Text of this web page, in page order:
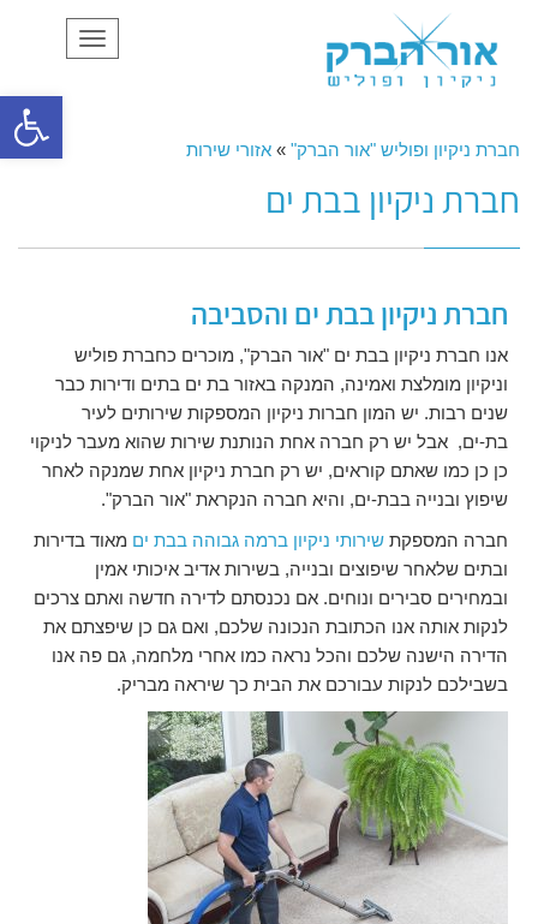
תפריט
חברת ניקיון ופוליש "אור הברק" » אזורי שירות
חברת ניקיון בבת ים
חברת ניקיון בבת ים והסביבה
אנו חברת ניקיון בבת ים "אור הברק", מוכרים כחברת פוליש
וניקיון מומלצת ואמינה, המנקה באזור בת ים בתים ודירות כבר
שנים רבות. יש המון חברות ניקיון המספקות שירותים לעיר
בת-ים, אבל יש רק חברה אחת הנותנת שירות שהוא מעבר לניקוי
כן כן כמו שאתם קוראים, יש רק חברת ניקיון אחת שמנקה לאחר
שיפוץ ובנייה בבת-ים, והיא חברה הנקראת "אור הברק".
חברה המספקת שירותי ניקיון ברמה גבוהה בבת ים מאוד בדירות
ובתים שלאחר שיפוצים ובנייה, בשירות אדיב איכותי אמין
ובמחירים סבירים ונוחים. אם נכנסתם לדירה חדשה ואתם צרכים
לנקות אותה אנו הכתובת הנכונה שלכם, ואם גם כן שיפצתם את
הדירה הישנה שלכם והכל נראה כמו אחרי מלחמה, גם פה אנו
בשבילכם לנקות עבורכם את הבית כך שיראה מבריק.
פתח